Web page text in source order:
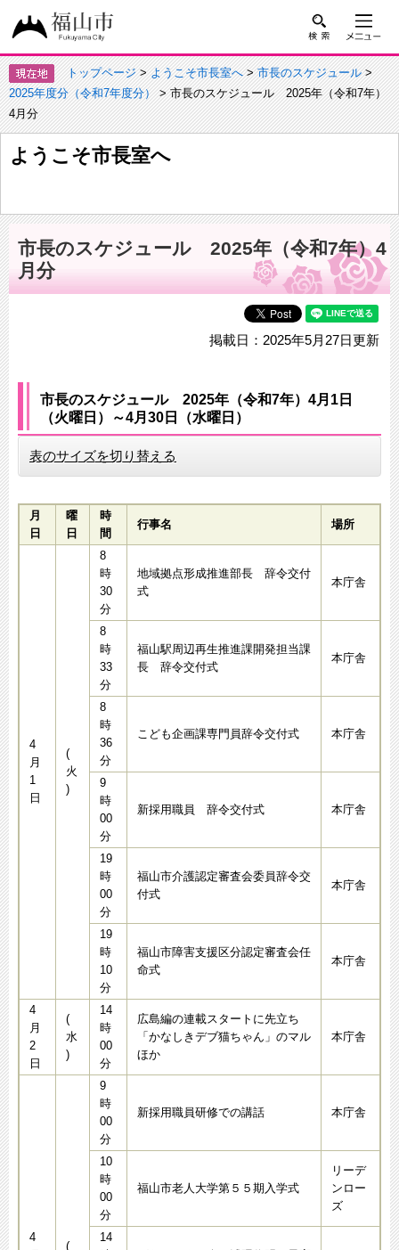
トップページ>ようこそ市長室へ>市長のスケジュール>
2025年度分（令和7年度分）> 市長のスケジュール 2025年（令和7年）
4月分
ようこそ市長室へ
市長のスケジュール 2025年（令和7年）4
月分
掲載日：2025年5月27日更新
市長のスケジュール 2025年（令和7年）4月1日
（火曜日）～4月30日（水曜日）​​​​​​
表のサイズを切り替える
月
日
曜
日
時
間
行事名 場所
4
月
1
日
(
火
)
8
時
30
分
地域拠点形成推進部長 辞令交付
式
本庁舎
8
時
33
分
福山駅周辺再生推進課開発担当課
長 辞令交付式
本庁舎
8
時
36
分
こども企画課専門員辞令交付式 本庁舎
9
時
00
分
新採用職員 辞令交付式 本庁舎
19
時
00
分
福山市介護認定審査会委員辞令交
付式
本庁舎
19
時
10
分
福山市障害支援区分認定審査会任
命式
本庁舎
4
月
2
日
(
水
)
14
時
00
分
広島編の連載スタートに先立ち
「かなしきデブ猫ちゃん」のマル
ほか
本庁舎
4
(
9
時
00
分
新採用職員研修での講話 本庁舎
10
時
00
分
福山市老人大学第５５期入学式
リーデ
ンロー
ズ
14